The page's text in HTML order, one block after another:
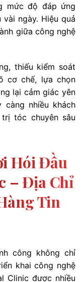
mức độ đáp ứng
ngày. Hiệu quả
giữa công nghệ
thiếu kiểm soát
cơ chế, lựa chọn
lại cảm giác yên
nhiều khách
tóc chuyên sâu
Hói Đầu
– Địa Chỉ
Tin
công không chỉ
khai công nghệ
Clinic được nhiều